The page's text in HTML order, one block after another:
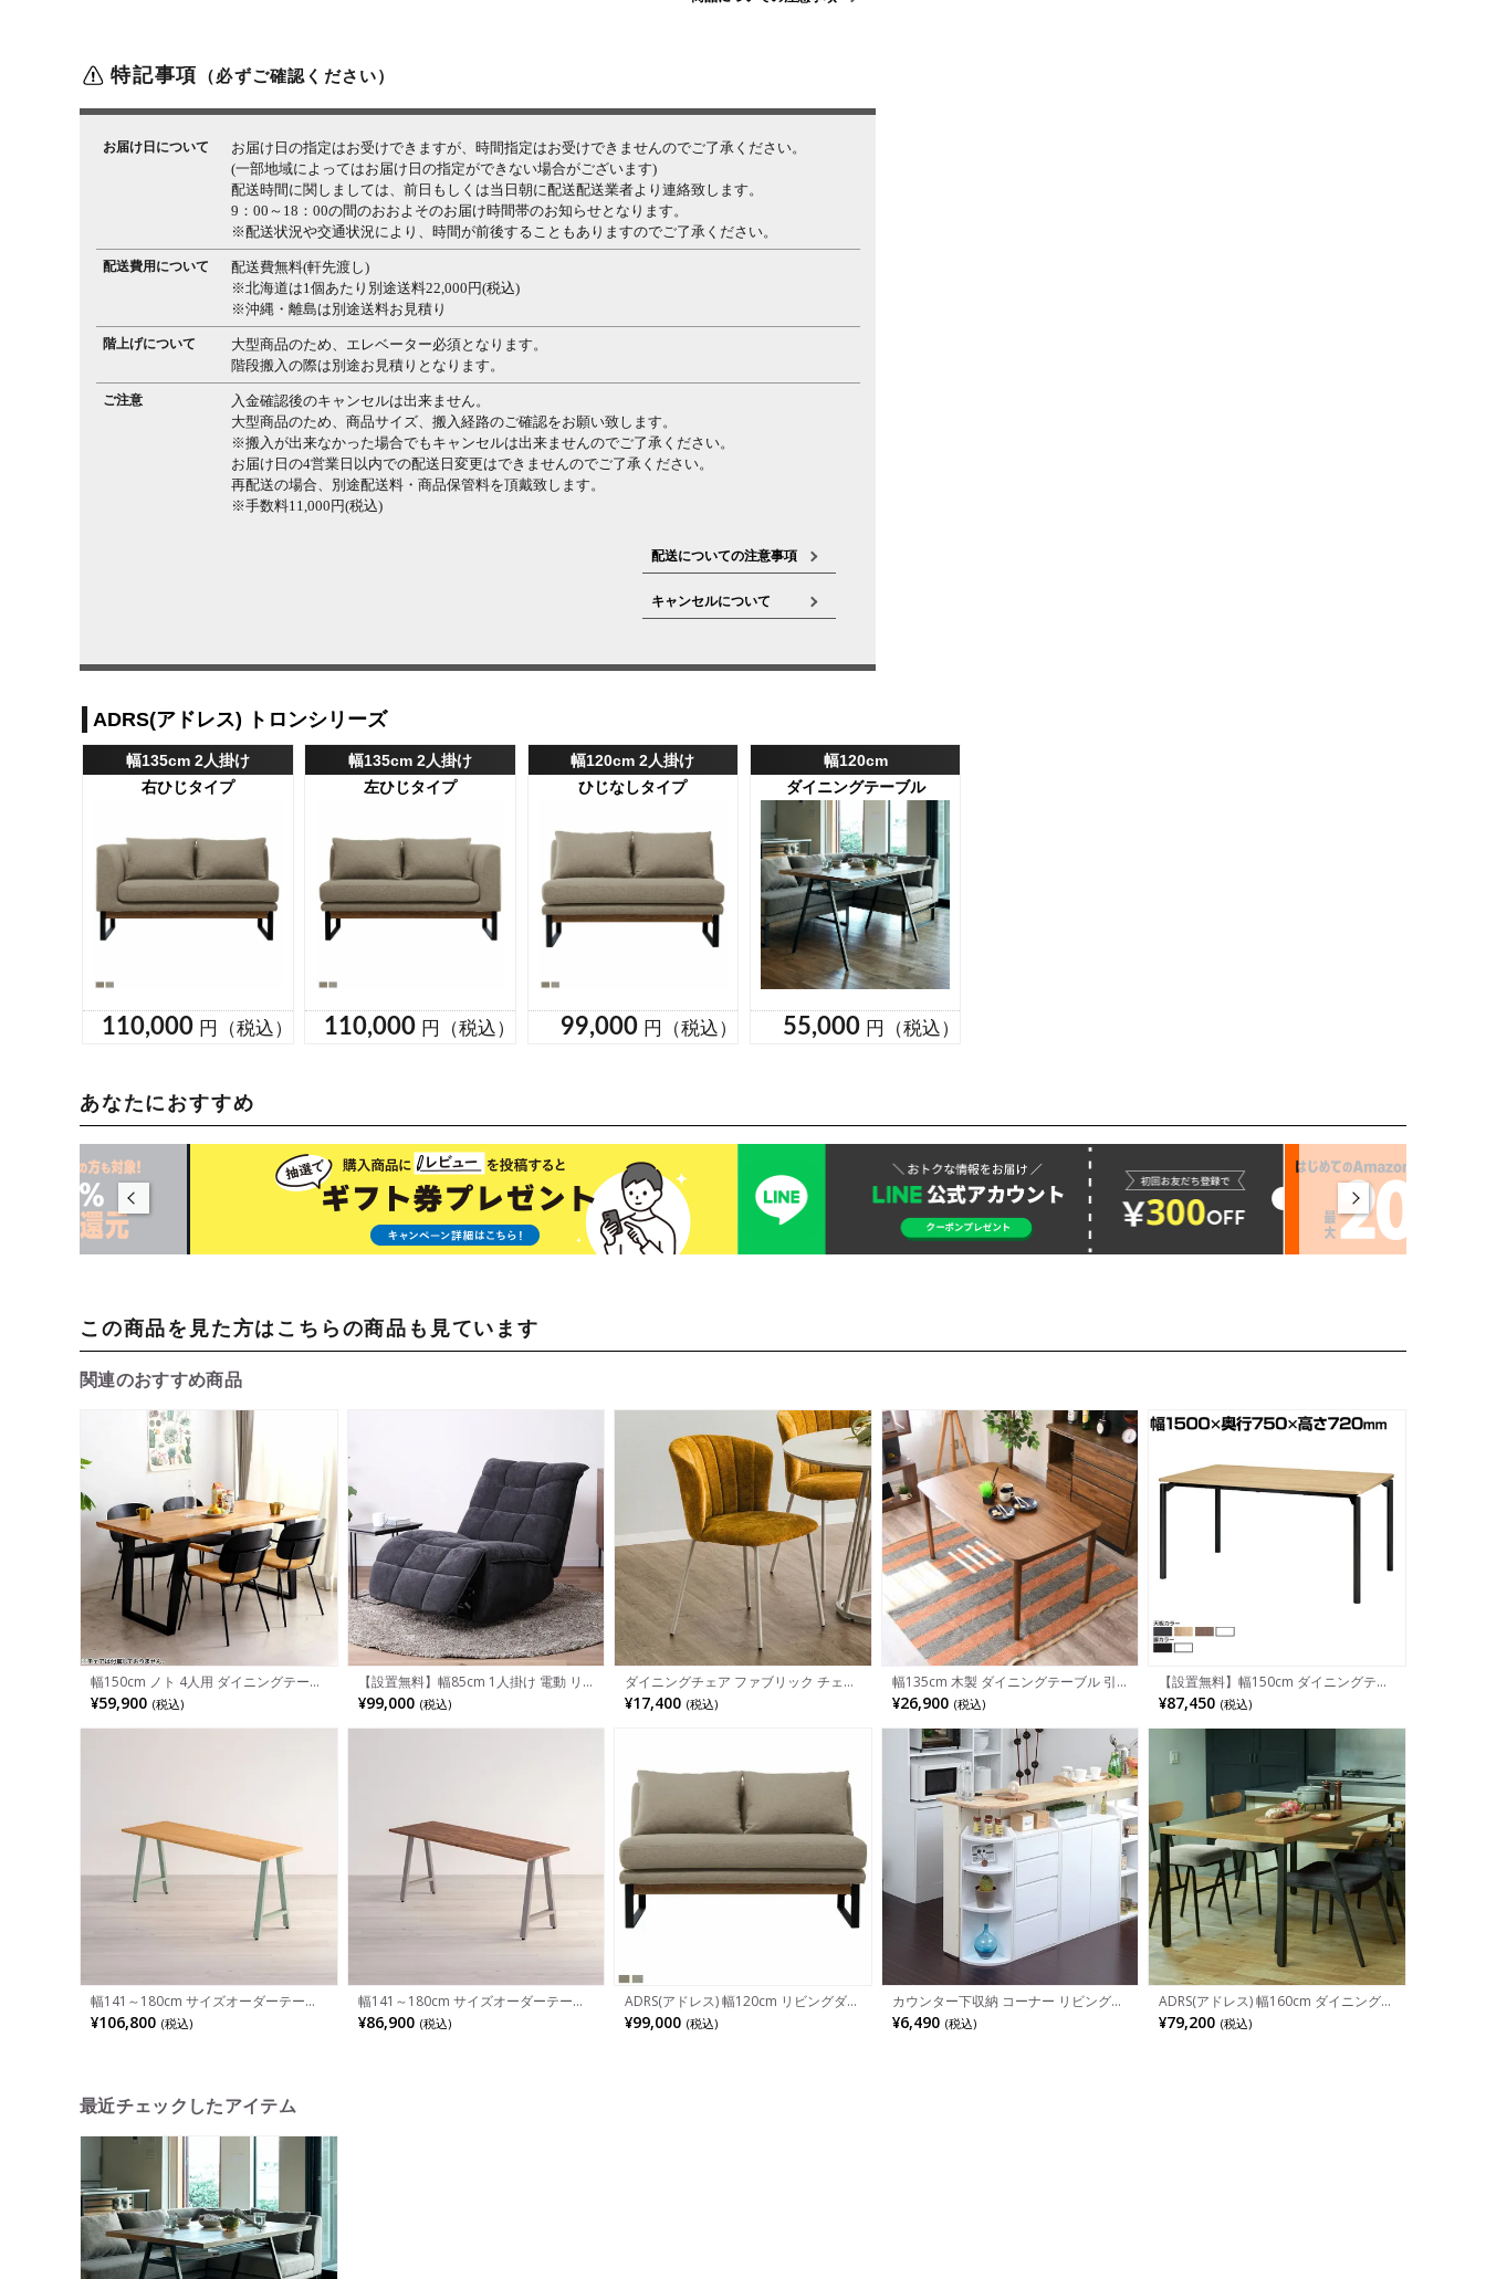
特記事項 （必ずご確認ください）
お届け日について
お届け日の指定はお受けできますが、時間指定はお受けできませんのでご了承ください。
(一部地域によってはお届け日の指定ができない場合がございます)
配送時間に関しましては、前日もしくは当日朝に配送配送業者より連絡致します。
9：00～18：00の間のおおよそのお届け時間帯のお知らせとなります。
※配送状況や交通状況により、時間が前後することもありますのでご了承ください。
配送費用について
配送費無料(軒先渡し)
※北海道は1個あたり別途送料22,000円(税込)
※沖縄・離島は別途送料お見積り
階上げについて
大型商品のため、エレベーター必須となります。
階段搬入の際は別途お見積りとなります。
ご注意
入金確認後のキャンセルは出来ません。
大型商品のため、商品サイズ、搬入経路のご確認をお願い致します。
※搬入が出来なかった場合でもキャンセルは出来ませんのでご了承ください。
お届け日の4営業日以内での配送日変更はできませんのでご了承ください。
再配送の場合、別途配送料・商品保管料を頂戴致します。
※手数料11,000円(税込)
配送についての注意事項
キャンセルについて
あなたにおすすめ
この商品を見た方はこちらの商品も見ています
関連のおすすめ商品
幅150cm ノト 4人用 ダイニングテーブ
ル 食卓テーブル テーブル ダイニング
ロの字脚 オーク 突板 無垢材 ブラック
¥59,900 (税込)
【設置無料】幅85cm 1人掛け 電動 リ
クライニングソファ 布張り USBポート
付き ファブリック リクライニングチェ
シンプルモダン アイボリー 灰 黒
¥99,000 (税込)
ダイニングチェア ファブリック チェア
食卓椅子 貝殻 椅子 ダイニング チェア
ー おしゃれ 韓国風 イス 北欧 モダン グ
¥17,400 (税込)
幅135cm 木製 ダイニングテーブル 引
き出し付き ウォールナット材 オーク材
アジャスター付き 食卓テーブル 4人用
ウン ナチュラル
¥26,900 (税込)
【設置無料】幅150cm ダイニングテー
ブル プラス M0 Table エムゼロテーブ
ル MT-YM1575 会議テーブル おしゃれ
黒 白 灰 茶 ナチュラル
¥87,450 (税込)
幅141～180cm サイズオーダーテーブ
ル Sizeno(シゼノ) ダイニングテーブル
ブラックチェリー 無垢材 木製 A字脚 ス
¥106,800 (税込)
幅141～180cm サイズオーダーテーブ
ル Sizeno(シゼノ) ダイニングテーブル
ウォールナット 集成材 木製 A字脚 スチ
¥86,900 (税込)
ADRS(アドレス) 幅120cm リビングダイ
ニングソファ 2人掛け トロン ソファ ひ
じなし オーク無垢材 ファブリック スチ
¥99,000 (税込)
カウンター下収納 コーナー リビング・
キッチン収納 幅220×奥行220×高さ
800mm JKP-YHK-0207
¥6,490 (税込)
ADRS(アドレス) 幅160cm ダイニングテ
ーブル 4人掛け カーラ テーブル 木製
スクエアスタイル オーク突板 スチール
¥79,200 (税込)
最近チェックしたアイテム